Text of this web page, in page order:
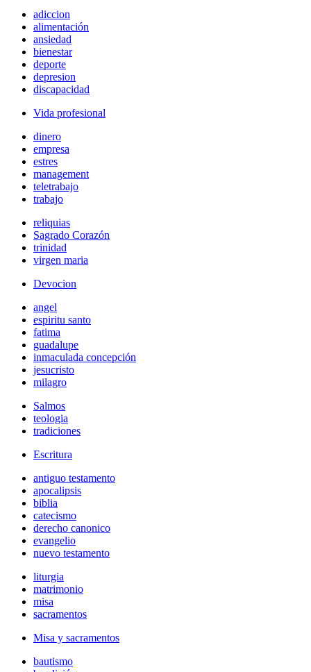
adiccion
alimentación
ansiedad
bienestar
deporte
depresion
discapacidad
Vida profesional
dinero
empresa
estres
management
teletrabajo
trabajo
reliquias
Sagrado Corazón
trinidad
virgen maria
Devocion
angel
espiritu santo
fatima
guadalupe
inmaculada concepción
jesucristo
milagro
Salmos
teologia
tradiciones
Escritura
antiguo testamento
apocalipsis
biblia
catecismo
derecho canonico
evangelio
nuevo testamento
liturgia
matrimonio
misa
sacramentos
Misa y sacramentos
bautismo